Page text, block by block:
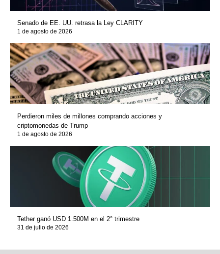
Senado de EE. UU. retrasa la Ley CLARITY
1 de agosto de 2026
Perdieron miles de millones comprando acciones y
criptomonedas de Trump
1 de agosto de 2026
Tether ganó USD 1.500M en el 2° trimestre
31 de julio de 2026